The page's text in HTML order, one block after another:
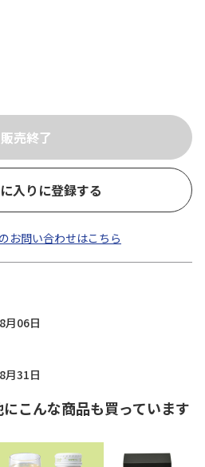
入りに登録する
お問い合わせはこちら
月06日
月31日
こんな商品も買っています